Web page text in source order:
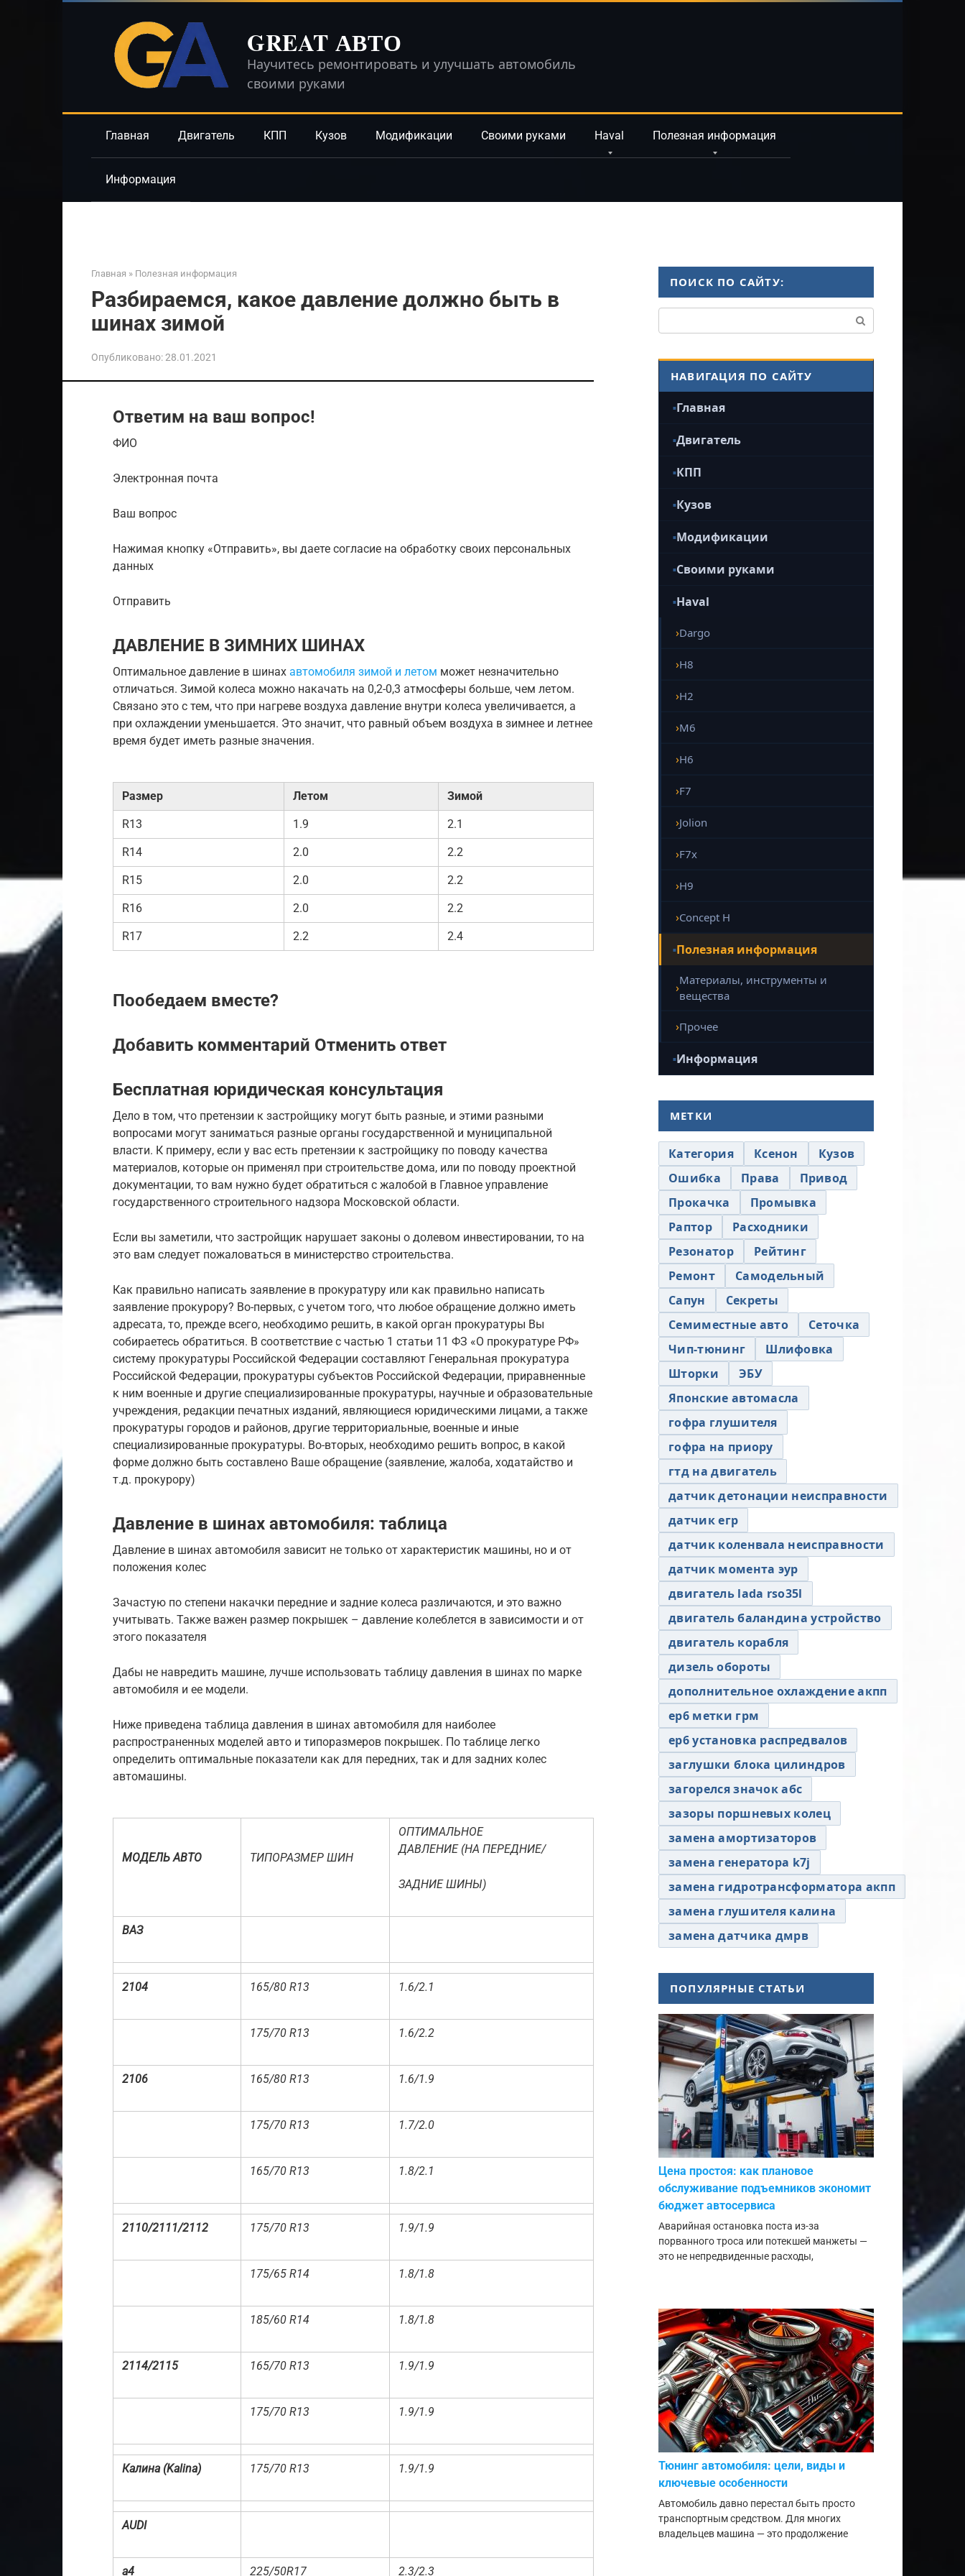
GREAT АВТО
Научитесь ремонтировать и улучшать автомобиль
своими руками
Главная Двигатель КПП Кузов Модификации Своими руками Haval Полезная информация
Информация
Главная » Полезная информация
Разбираемся, какое давление должно быть в
шинах зимой
Опубликовано:28.01.2021
Ответим на ваш вопрос!
ФИО
Электронная почта
Ваш вопрос
Нажимая кнопку «Отправить», вы даете согласие на обработку своих персональных
данных
Отправить
ДАВЛЕНИЕ В ЗИМНИХ ШИНАХ
Оптимальное давление в шинах автомобиля зимой и летом может незначительно
отличаться. Зимой колеса можно накачать на 0,2-0,3 атмосферы больше, чем летом.
Связано это с тем, что при нагреве воздуха давление внутри колеса увеличивается, а
при охлаждении уменьшается. Это значит, что равный объем воздуха в зимнее и летнее
время будет иметь разные значения.
Размер Летом Зимой
R13 1.9 2.1
R14 2.0 2.2
R15 2.0 2.2
R16 2.0 2.2
R17 2.2 2.4
Пообедаем вместе?
Добавить комментарий Отменить ответ
Бесплатная юридическая консультация
Дело в том, что претензии к застройщику могут быть разные, и этими разными
вопросами могут заниматься разные органы государственной и муниципальной
власти. К примеру, если у вас есть претензии к застройщику по поводу качества
материалов, которые он применял при строительстве дома, или по поводу проектной
документации, то вам нужно будет обратиться с жалобой в Главное управление
государственного строительного надзора Московской области.
Если вы заметили, что застройщик нарушает законы о долевом инвестировании, то на
это вам следует пожаловаться в министерство строительства.
Как правильно написать заявление в прокуратуру или как правильно написать
заявление прокурору? Во-первых, с учетом того, что любое обращение должно иметь
адресата, то, прежде всего, необходимо решить, в какой орган прокуратуры Вы
собираетесь обратиться. В соответствие с частью 1 статьи 11 ФЗ «О прокуратуре РФ»
систему прокуратуры Российской Федерации составляют Генеральная прокуратура
Российской Федерации, прокуратуры субъектов Российской Федерации, приравненные
к ним военные и другие специализированные прокуратуры, научные и образовательные
учреждения, редакции печатных изданий, являющиеся юридическими лицами, а также
прокуратуры городов и районов, другие территориальные, военные и иные
специализированные прокуратуры. Во-вторых, необходимо решить вопрос, в какой
форме должно быть составлено Ваше обращение (заявление, жалоба, ходатайство и
т.д. прокурору)
Давление в шинах автомобиля: таблица
Давление в шинах автомобиля зависит не только от характеристик машины, но и от
положения колес
Зачастую по степени накачки передние и задние колеса различаются, и это важно
учитывать. Также важен размер покрышек – давление колеблется в зависимости и от
этого показателя
Дабы не навредить машине, лучше использовать таблицу давления в шинах по марке
автомобиля и ее модели.
Ниже приведена таблица давления в шинах автомобиля для наиболее
распространенных моделей авто и типоразмеров покрышек. По таблице легко
определить оптимальные показатели как для передних, так и для задних колес
автомашины.
МОДЕЛЬ АВТО ТИПОРАЗМЕР ШИН
ОПТИМАЛЬНОЕ
ДАВЛЕНИЕ(НА ПЕРЕДНИЕ/
ЗАДНИЕ ШИНЫ)
ВАЗ
2104 165/80 R13 1.6/2.1
175/70 R13 1.6/2.2
2106 165/80 R13 1.6/1.9
175/70 R13 1.7/2.0
165/70 R13 1.8/2.1
2110/2111/2112 175/70 R13 1.9/1.9
175/65 R14 1.8/1.8
185/60 R14 1.8/1.8
2114/2115 165/70 R13 1.9/1.9
175/70 R13 1.9/1.9
Калина (Kalina) 175/70 R13 1.9/1.9
AUDI
a4 225/50R17 2.3/2.3
ПОИСК ПО САЙТУ:
НАВИГАЦИЯ ПО САЙТУ
Главная
Двигатель
КПП
Кузов
Модификации
Своими руками
Haval
Dargo
H8
H2
M6
H6
F7
Jolion
F7x
H9
Concept H
Полезная информация
Материалы, инструменты и
вещества
Прочее
Информация
МЕТКИ
Категория Ксенон
Кузов
Ошибка
Права
Привод
Прокачка
Промывка
Раптор
Расходники
Резонатор
Рейтинг
Ремонт
Самодельный
Сапун
Секреты
Семиместные авто
Сеточка
Чип-тюнинг
Шлифовка
Шторки
ЭБУ
Японские автомасла
гофра глушителя
гофра на приору
гтд на двигатель
датчик детонации неисправности
датчик егр
датчик коленвала неисправности
датчик момента эур
двигатель lada rso35l
двигатель баландина устройство
двигатель корабля
дизель обороты
дополнительное охлаждение акпп
ер6 метки грм
ер6 установка распредвалов
заглушки блока цилиндров
загорелся значок абс
зазоры поршневых колец
замена амортизаторов
замена генератора k7j
замена гидротрансформатора акпп
замена глушителя калина
замена датчика дмрв
ПОПУЛЯРНЫЕ СТАТЬИ
Цена простоя: как плановое
обслуживание подъемников экономит
бюджет автосервиса
Аварийная остановка поста из-за
порванного троса или потекшей манжеты —
это не непредвиденные расходы,
Тюнинг автомобиля: цели, виды и
ключевые особенности
Автомобиль давно перестал быть просто
транспортным средством. Для многих
владельцев машина — это продолжение